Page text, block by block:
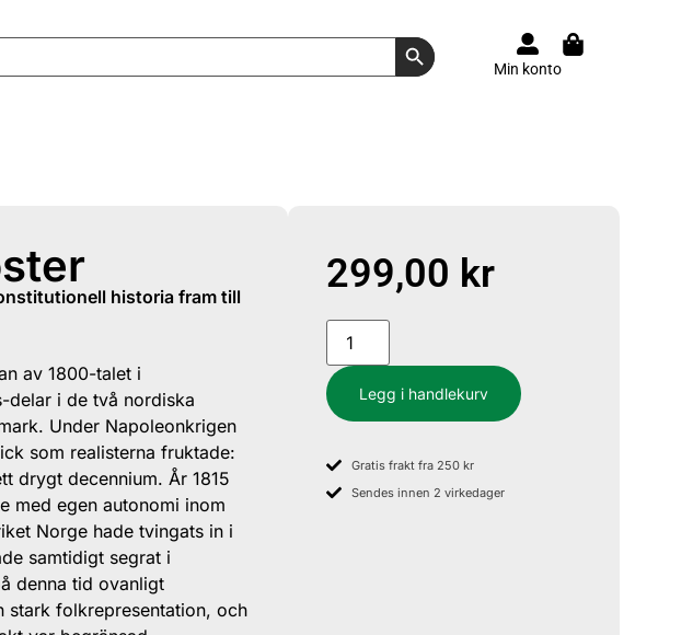
Search Button
Min konto
av 1800-talet i
delar i de två nordiska
Under Napoleonkrigen
som realisterna fruktade:
drygt decennium. År 1815
med egen autonomi inom
Norge hade tvingats in i
samtidigt segrat i
denna tid ovanligt
stark folkrepresentation, och
299,00 kr
Legg i handlekurv
Gratis frakt fra 250 kr
Sendes innen 2 virkedager